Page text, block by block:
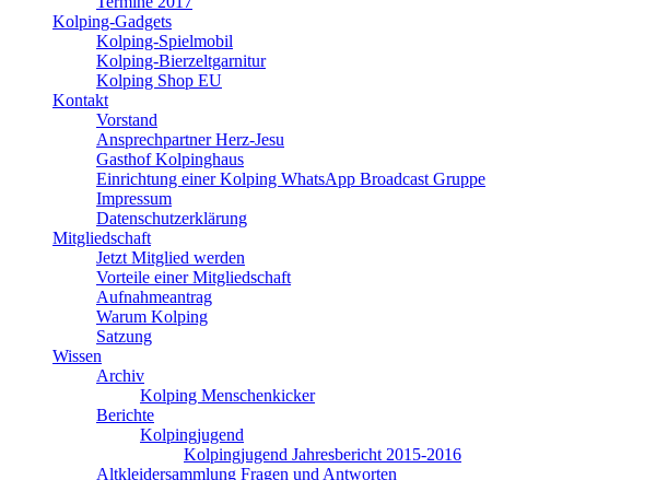
Kolping-Gadgets
Kolping-Spielmobil
Kolping-Bierzeltgarnitur
Kolping Shop EU
Kontakt
Vorstand
Ansprechpartner Herz-Jesu
Gasthof Kolpinghaus
Einrichtung einer Kolping WhatsApp Broadcast Gruppe
Impressum
Datenschutzerklärung
Mitgliedschaft
Jetzt Mitglied werden
Vorteile einer Mitgliedschaft
Aufnahmeantrag
Warum Kolping
Satzung
Wissen
Archiv
Kolping Menschenkicker
Berichte
Kolpingjugend
Kolpingjugend Jahresbericht 2015-2016
Altkleidersammlung Fragen und Antworten